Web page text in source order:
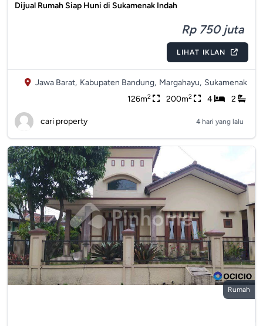
Dijual Rumah Siap Huni di Sukamenak Indah
Rp 750 juta
LIHAT IKLAN
Jawa Barat, Kabupaten Bandung, Margahayu, Sukamenak
126m2 200m2 4 2
cari property 4 hari yang lalu
Rumah